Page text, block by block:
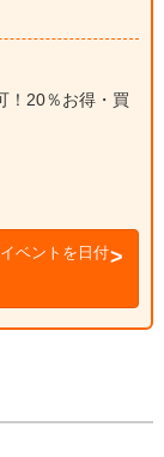
！20％お得・買
ベントを日付